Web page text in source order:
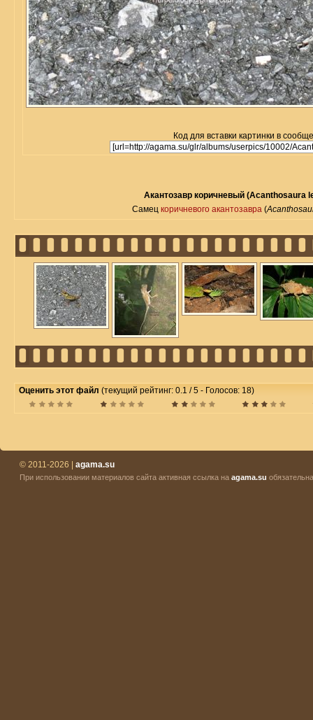
Код для вставки картинки в
Акантозавр коричневый (Acanthosaura
Самец коричневого акантозавра (
Оценить этот файл (текущий рейтинг: 0.1 / 5 - Голосов: 18)
© 2011-2026 | agama.su
При использовании материалов сайта активная ссылка на agama.su